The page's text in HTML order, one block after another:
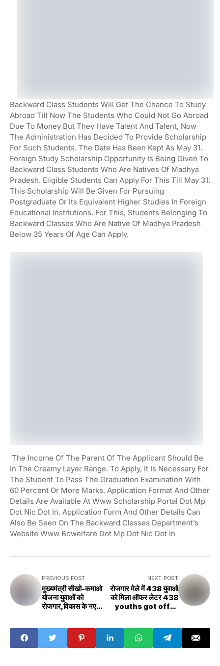
Backward Class Students Will Get The Chance To Study
Abroad Till Now The Students Who Could Not Go Abroad
Due To Money But They Have Talent And Talent, Now
The Administration Has Decided To Provide Scholarship
For Such Students. The Date Has Been Kept As May 31.
Foreign Study Scholarship Opportunity Is Being Given To
Backward Class Students Who Are Natives Of Madhya
Pradesh. Eligible Students Can Apply For This Till May 31.
This Scholarship Will Be Given For Pursuing
Postgraduate Or Its Equivalent Higher Studies In Foreign
Educational Institutions. For This, Students Belonging To
Backward Classes Who Are Native Of Madhya Pradesh
Below 35 Years Of Age Can Apply.
The Income Of The Parent Of The Applicant Should Be
In The Creamy Layer Range. To Apply, It Is Necessary For
The Student To Pass The Graduation Examination With
60 Percent Or More Marks. Application Format And Other
Details Are Available At Www Scholarship Portal Dot Mp
Dot Nic Dot In. Application Form And Other Details Can
Also Be Seen On The Backward Classes Department’s
Website Www Bcwelfare Dot Mp Dot Nic Dot In
PREVIOUS POST
मुख्यमंत्री सीखो-कमाओ
योजना युवाओं को
रोजगार,विकास के नए
Learn-Earn
scheme will
provide new
NEXT POST
रोजगार मेले में 438 युवाओं
को मिला ऑफर लेटर 438
youths got offer